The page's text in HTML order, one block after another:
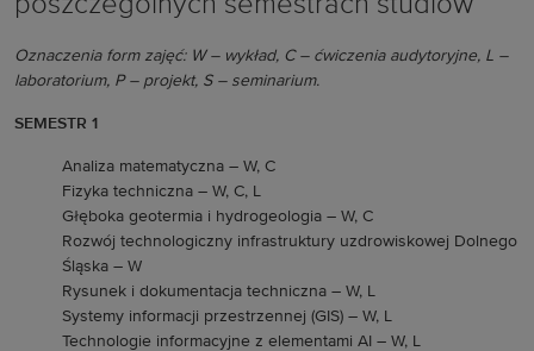
Oznaczenia form zajęć: W – wykład, C – ćwiczenia audytoryjne, L –
laboratorium, P – projekt, S – seminarium.
SEMESTR 1
Analiza matematyczna – W, C
Fizyka techniczna – W, C, L
Głęboka geotermia i hydrogeologia – W, C
Rozwój technologiczny infrastruktury uzdrowiskowej Dolnego
Śląska – W
Rysunek i dokumentacja techniczna – W, L
Systemy informacji przestrzennej (GIS) – W, L
Technologie informacyjne z elementami AI – W, L